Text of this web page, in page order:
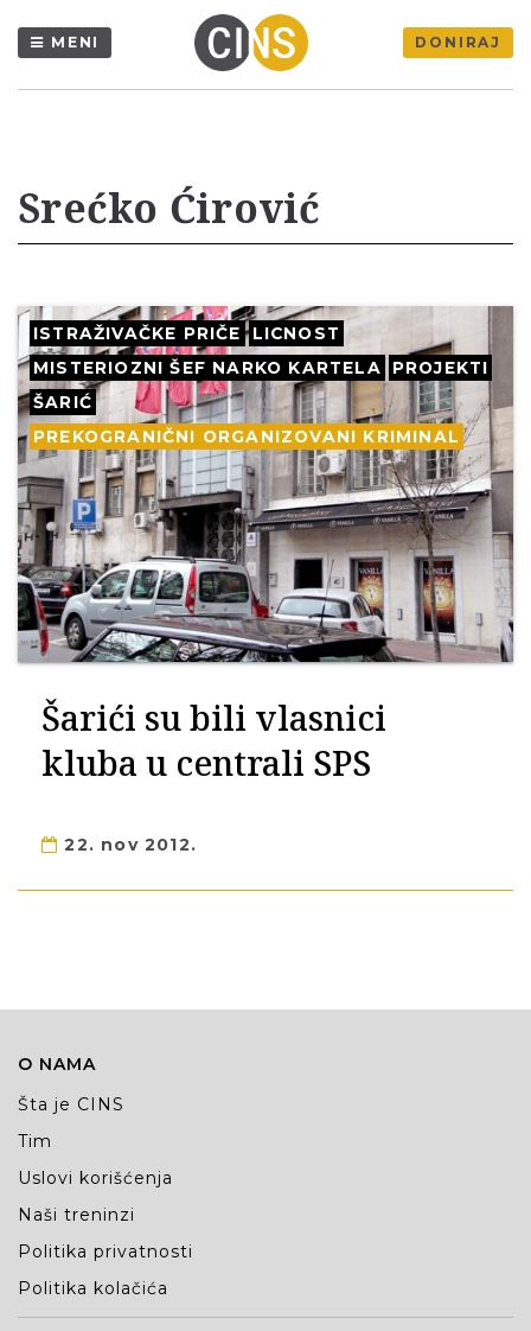
MENI DONIRAJ
Srećko Ćirović
ISTRAŽIVAČKE PRIČE
LICNOST
MISTERIOZNI ŠEF NARKO KARTELA
PROJEKTI
ŠARIĆ
PREKOGRANIČNI ORGANIZOVANI KRIMINAL
Šarići su bili vlasnici
kluba u centrali SPS
22. nov 2012.
O NAMA
Šta je CINS
Tim
Uslovi korišćenja
Naši treninzi
Politika privatnosti
Politika kolačića